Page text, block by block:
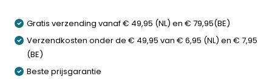
Gratis verzending vanaf € 49,95 (NL) en € 79,95(BE)
Verzendkosten onder de € 49,95 van € 6,95 (NL) en € 7,95
(BE)
Beste prijsgarantie